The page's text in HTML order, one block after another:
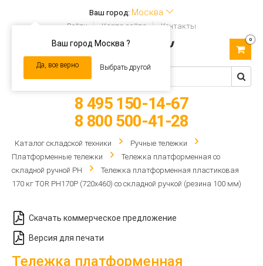
Ваш город: Москва
Ваш город Москва ?
Да, все верно Выбрать другой
Войти Карта сайта Контакты
navigation
0
8 495 150-14-67
8 800 500-41-28
Каталог складской техники
Ручные тележки
Платформенные тележки
Тележка платформенная со
складной ручной PH
Тележка платформенная пластиковая
170 кг TOR PH170P (720х460) со складной ручкой (резина 100 мм)
Скачать коммерческое предложение
Версия для печати
Тележка платформенная